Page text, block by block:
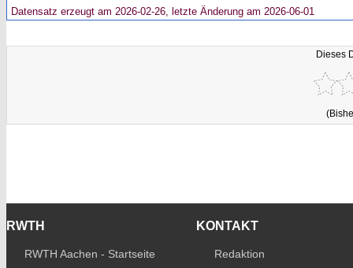
Datensatz erzeugt am 2026-02-26, letzte Änderung am 2026-06-01
Dieses
RWTH
RWTH Aachen - Startseite
KONTAKT
Redaktion